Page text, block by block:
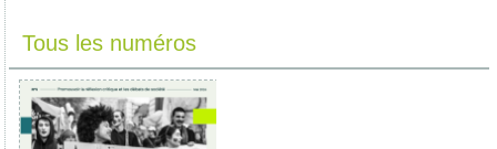
Tous les numéros